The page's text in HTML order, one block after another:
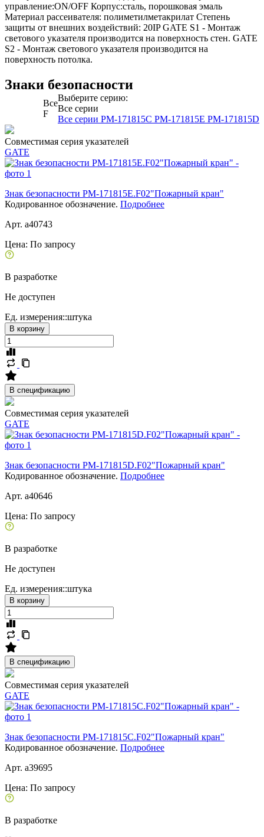
управление:ON/OFF Корпус:сталь, порошковая эмаль
Материал рассеивателя: полиметилметакрилат Степень
защиты от внешних воздействий: 20IP GATE S1 - Монтаж
светового указателя производится на поверхность стен. GATE
S2 - Монтаж светового указателя производится на
поверхность потолка.
Знаки безопасности
Все
F
Выберите серию:
Все серии
Все серии PM-171815C PM-171815E PM-171815D
Совместимая серия указателей
GATE
Знак безопасности PM-171815E.F02"Пожарный кран"
Кодированное обозначение. Подробнее
Арт. a40743
Цена: По запросу
В разработке
Не доступен
Ед. измерения::штука
В корзину
В спецификацию
Совместимая серия указателей
GATE
Знак безопасности PM-171815D.F02"Пожарный кран"
Кодированное обозначение. Подробнее
Арт. a40646
Цена: По запросу
В разработке
Не доступен
Ед. измерения::штука
В корзину
В спецификацию
Совместимая серия указателей
GATE
Знак безопасности PM-171815C.F02"Пожарный кран"
Кодированное обозначение. Подробнее
Арт. a39695
Цена: По запросу
В разработке